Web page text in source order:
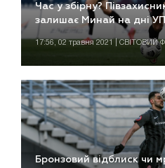
Час у збірну?
залишає Минай на дні
17:56, 02 травня 2021 | СВІТОВИЙ
Бронзовий відблиск чи